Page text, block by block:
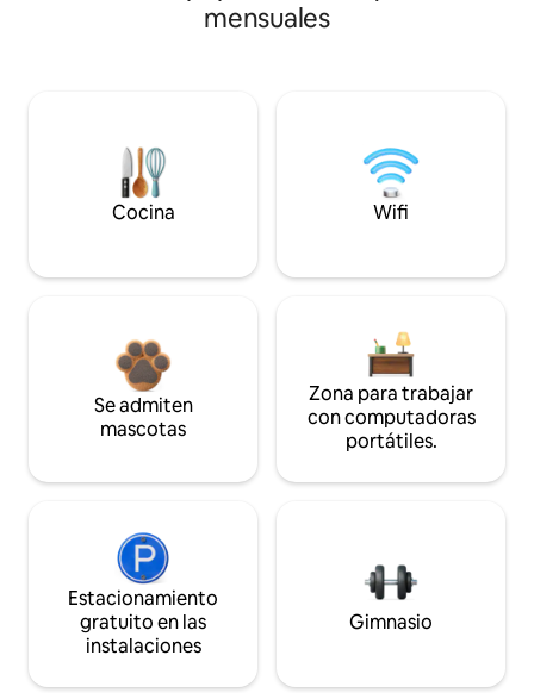
mensuales
Cocina Wifi
Se admiten
mascotas
Zona para trabajar
con computadoras
portátiles.
Estacionamiento
gratuito en las
instalaciones
Gimnasio